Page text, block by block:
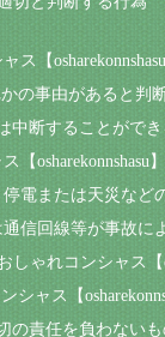
ス【
の事由があると判
中断することができ
【
電または天災など
通信回線等が事故に
しゃれコンシャス
シャス【
の責任を負わないも